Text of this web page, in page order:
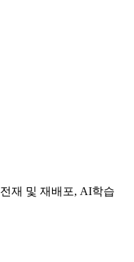
재 및 재배포, AI학습